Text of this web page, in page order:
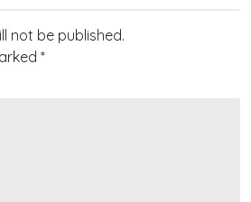
not be published.
*